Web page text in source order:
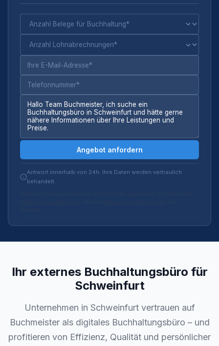
Angebot anfordern
Antwort innerhalb von 24h. Ihre Daten werden vertraulich
behandelt.
Ihr externes Buchhaltungsbüro für
Schweinfurt
Unternehmen in Schweinfurt vertrauen auf
Buchmeister als digitales Buchhaltungsbüro – und
profitieren von Effizienz, Qualität und persönlicher